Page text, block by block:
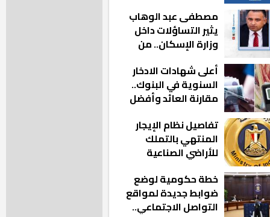
مصطفى عبد الوهاب
يثير التساؤلات داخل
وزارة الإسكان.. من
المناصب؟
أعلى شهادات الادخار
السنوية في البنوك..
مقارنة العائد وأفضل
تفاصيل نظام الإيجار
المنتهي بالتملك
للأراضي الصناعية
خطة حكومية لوضع
ضوابط جديدة لمواقع
التواصل الاجتماعي..